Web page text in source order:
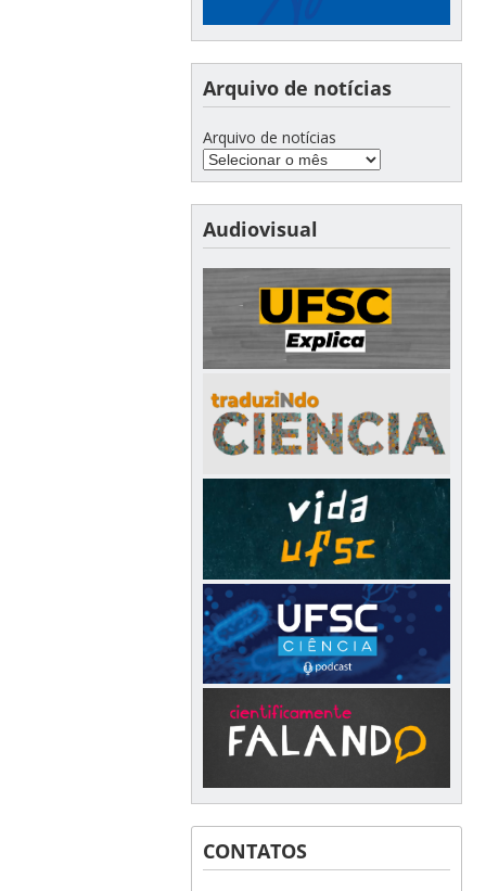
Arquivo de notícias
Arquivo de notícias
Audiovisual
CONTATOS